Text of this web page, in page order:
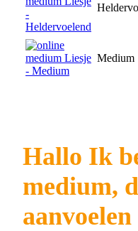
Medium
Hallo Ik
medium,